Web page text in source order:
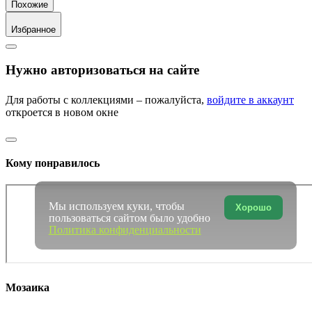
Похожие
Избранное
Нужно авторизоваться на сайте
Для работы с коллекциями – пожалуйста, войдите в аккаунт
откроется в новом окне
Кому понравилось
Мозаика
Хорошо
Мы используем куки, чтобы
пользоваться сайтом было удобно
Политика конфиденциальности